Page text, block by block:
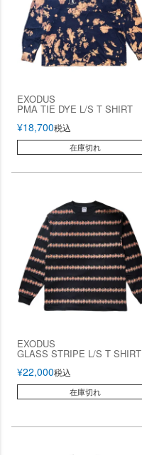
EXODUS
PMA TIE DYE L/S T SHIRT
¥18,700税込
在庫切れ
EXODUS
GLASS STRIPE L/S T SHIRT
¥22,000税込
在庫切れ